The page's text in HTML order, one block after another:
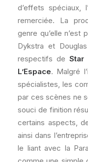
d’effets spéciaux,
remerciée. La
genre qu’elle n’est
Dykstra et
respectifs deStar
L’Espace. Malgré
spécialistes, les
par ces scènes ne
souci de finition
certains aspects,
ainsi dans
le liant avec la